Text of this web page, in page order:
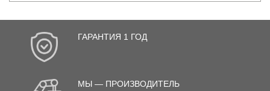
ГАРАНТИЯ 1 ГОД
МЫ — ПРОИЗВОДИТЕЛЬ